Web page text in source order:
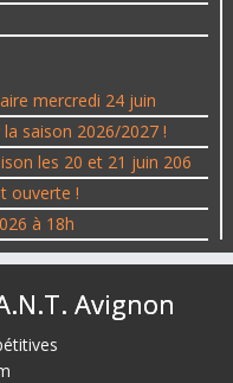
mercredi 24 juin
saison 2026/2027 !
les 20 et 21 juin 206
ouverte !
à 18h
Avignon